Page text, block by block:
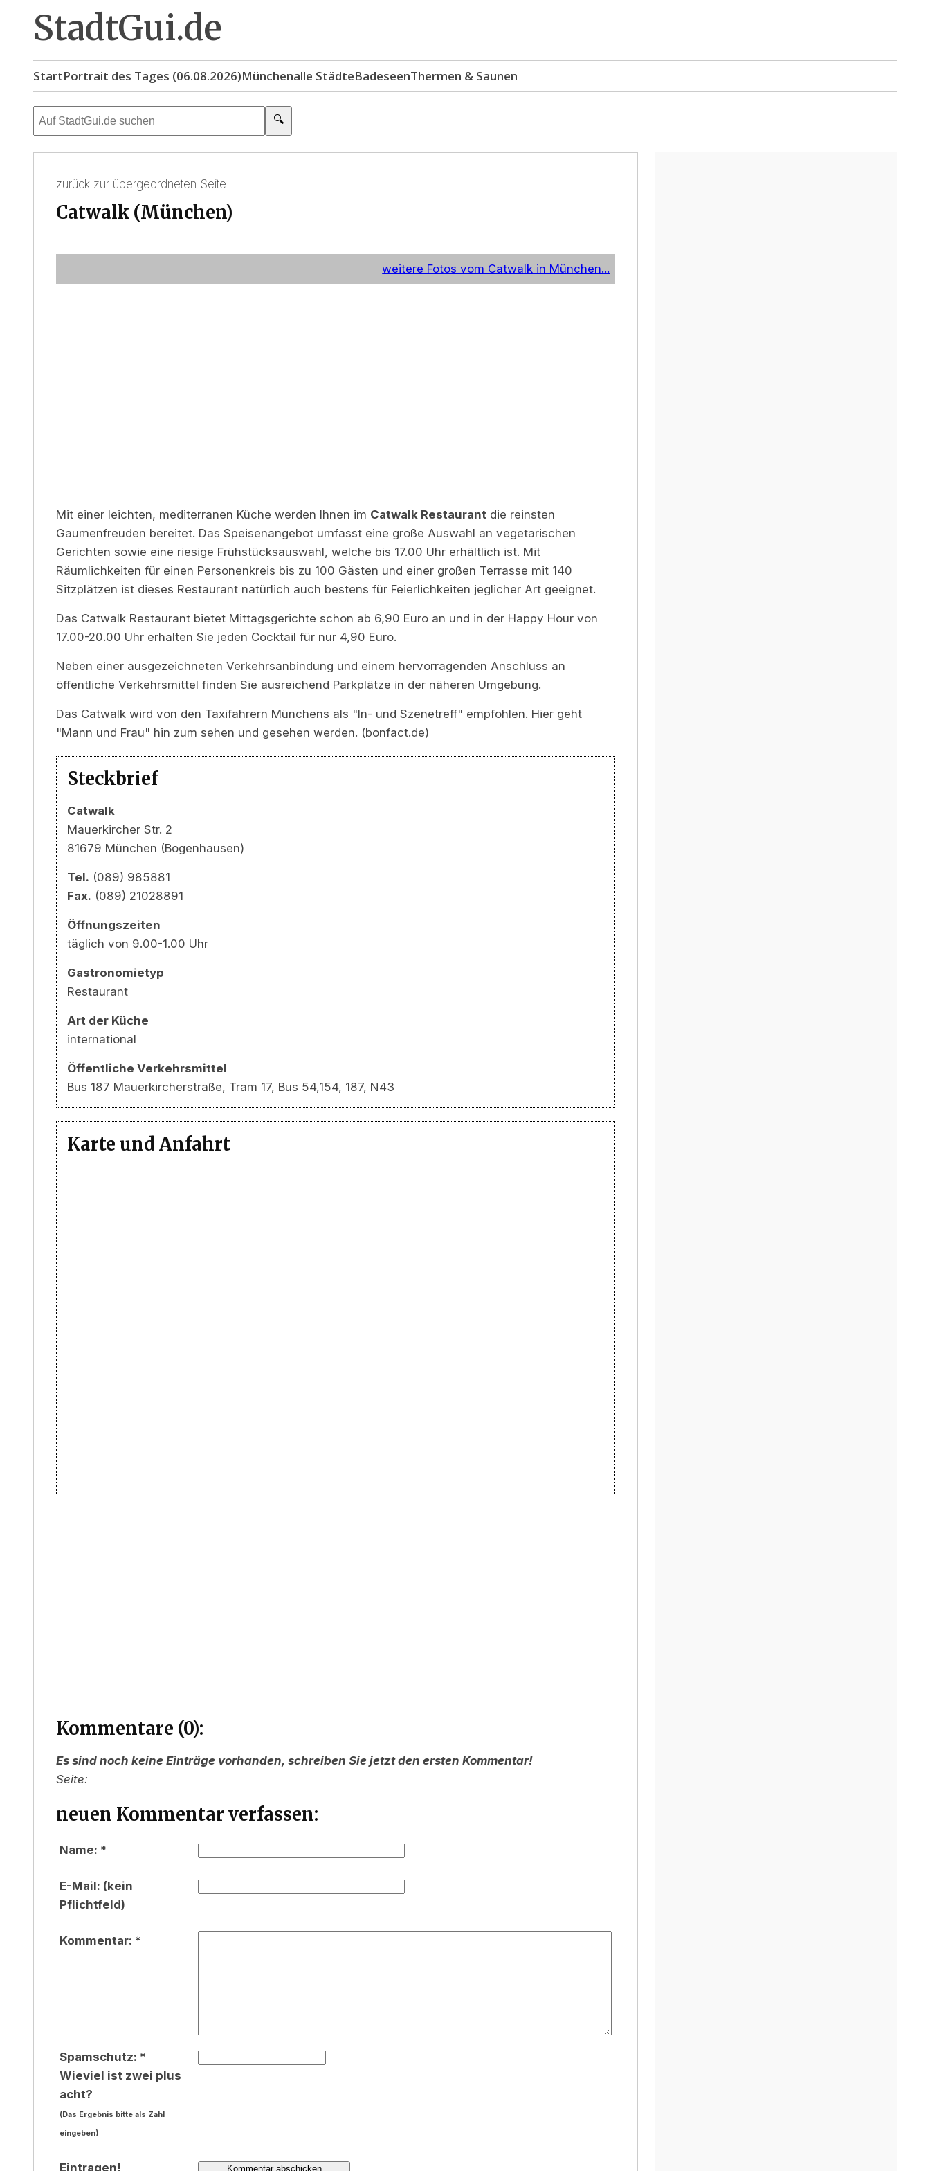
StadtGui.de
StartPortrait des Tages (06.08.2026)Münchenalle StädteBadeseenThermen & Saunen
🔍
zurück zur übergeordneten Seite
Catwalk (München)
weitere Fotos vom Catwalk in München...
Mit einer leichten, mediterranen Küche werden Ihnen im Catwalk Restaurant die reinsten
Gaumenfreuden bereitet. Das Speisenangebot umfasst eine große Auswahl an vegetarischen
Gerichten sowie eine riesige Frühstücksauswahl, welche bis 17.00 Uhr erhältlich ist. Mit
Räumlichkeiten für einen Personenkreis bis zu 100 Gästen und einer großen Terrasse mit 140
Sitzplätzen ist dieses Restaurant natürlich auch bestens für Feierlichkeiten jeglicher Art geeignet.
Das Catwalk Restaurant bietet Mittagsgerichte schon ab 6,90 Euro an und in der Happy Hour von
17.00-20.00 Uhr erhalten Sie jeden Cocktail für nur 4,90 Euro.
Neben einer ausgezeichneten Verkehrsanbindung und einem hervorragenden Anschluss an
öffentliche Verkehrsmittel finden Sie ausreichend Parkplätze in der näheren Umgebung.
Das Catwalk wird von den Taxifahrern Münchens als "In- und Szenetreff" empfohlen. Hier geht
"Mann und Frau" hin zum sehen und gesehen werden. (bonfact.de)
Steckbrief
Catwalk
Mauerkircher Str. 2
81679 München (Bogenhausen)
Tel. (089) 985881
Fax. (089) 21028891
Öffnungszeiten
täglich von 9.00-1.00 Uhr
Gastronomietyp
Restaurant
Art der Küche
international
Öffentliche Verkehrsmittel
Bus 187 Mauerkircherstraße, Tram 17, Bus 54,154, 187, N43
Karte und Anfahrt
Kommentare (0):
Es sind noch keine Einträge vorhanden, schreiben Sie jetzt den ersten Kommentar!
Seite:
neuen Kommentar verfassen:
Name: *
E-Mail: (kein
Pflichtfeld)
Kommentar: *
Spamschutz: *
Wieviel ist zwei plus
acht?
(Das Ergebnis bitte als Zahl
eingeben)
Eintragen!